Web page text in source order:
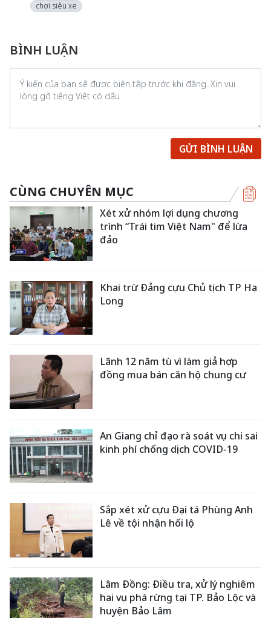
chơi siêu xe
BÌNH LUẬN
GỬI BÌNH LUẬN
CÙNG CHUYÊN MỤC
Xét xử nhóm lợi dụng chương
trình “Trái tim Việt Nam" để lừa
đảo
Khai trừ Đảng cựu Chủ tịch TP Hạ
Long
Lãnh 12 năm tù vì làm giả hợp
đồng mua bán căn hộ chung cư
An Giang chỉ đạo rà soát vụ chi sai
kinh phí chống dịch COVID-19
Sắp xét xử cựu Đại tá Phùng Anh
Lê về tội nhận hối lộ
Lâm Đồng: Điều tra, xử lý nghiêm
hai vụ phá rừng tại TP. Bảo Lộc và
huyện Bảo Lâm